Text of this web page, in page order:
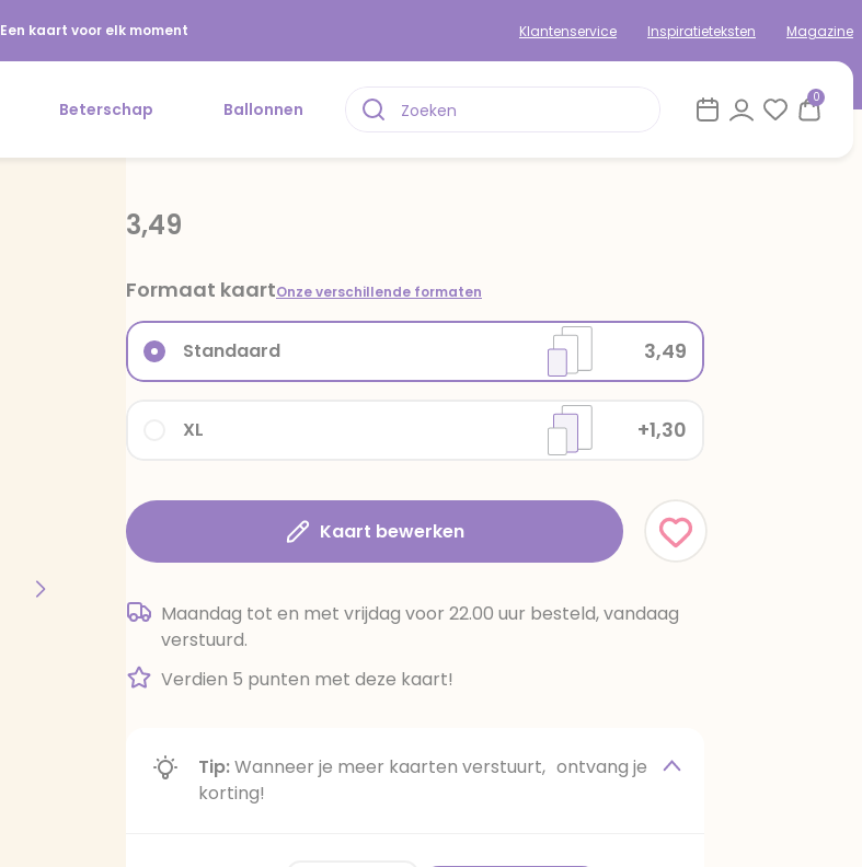
Een kaart voor elk moment Klantenservice Inspiratieteksten Magazine
Beterschap Ballonnen
0
3,49
Formaat kaartOnze verschillende formaten
XL +1,30
Standaard 3,49
Kaart bewerken
Maandag tot en met vrijdag voor 22.00 uur besteld, vandaag
verstuurd.
Verdien 5 punten met deze kaart!
Tip:Wanneer je meer kaarten verstuurt, ontvang je
korting!